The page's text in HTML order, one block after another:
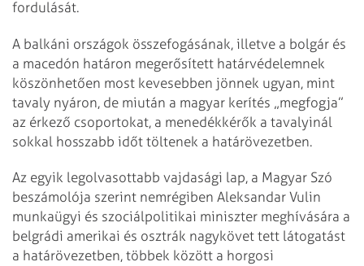
fordulását.
A balkáni országok összefogásának, illetve a bolgár és
a macedón határon megerősített határvédelemnek
köszönhetően most kevesebben jönnek ugyan, mint
tavaly nyáron, de miután a magyar kerítés „megfogja”
az érkező csoportokat, a menedékkérők a tavalyinál
sokkal hosszabb időt töltenek a határövezetben.
Az egyik legolvasottabb vajdasági lap, a Magyar Szó
beszámolója szerint nemrégiben Aleksandar Vulin
munkaügyi és szociálpolitikai miniszter meghívására a
belgrádi amerikai és osztrák nagykövet tett látogatást
a határövezetben, többek között a horgosi